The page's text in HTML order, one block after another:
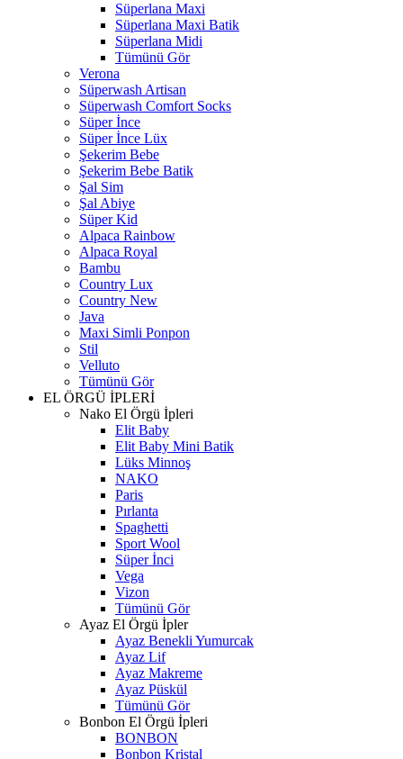
Süperlana Maxi
Süperlana Maxi Batik
Süperlana Midi
Tümünü Gör
Verona
Süperwash Artisan
Süperwash Comfort Socks
Süper İnce
Süper İnce Lüx
Şekerim Bebe
Şekerim Bebe Batik
Şal Sim
Şal Abiye
Süper Kid
Alpaca Rainbow
Alpaca Royal
Bambu
Country Lux
Country New
Java
Maxi Simli Ponpon
Stil
Velluto
Tümünü Gör
EL ÖRGÜ İPLERİ
Nako El Örgü İpleri
Elit Baby
Elit Baby Mini Batik
Lüks Minnoş
NAKO
Paris
Pırlanta
Spaghetti
Sport Wool
Süper İnci
Vega
Vizon
Tümünü Gör
Ayaz El Örgü İpler
Ayaz Benekli Yumurcak
Ayaz Lif
Ayaz Makreme
Ayaz Püskül
Tümünü Gör
Bonbon El Örgü İpleri
BONBON
Bonbon Kristal